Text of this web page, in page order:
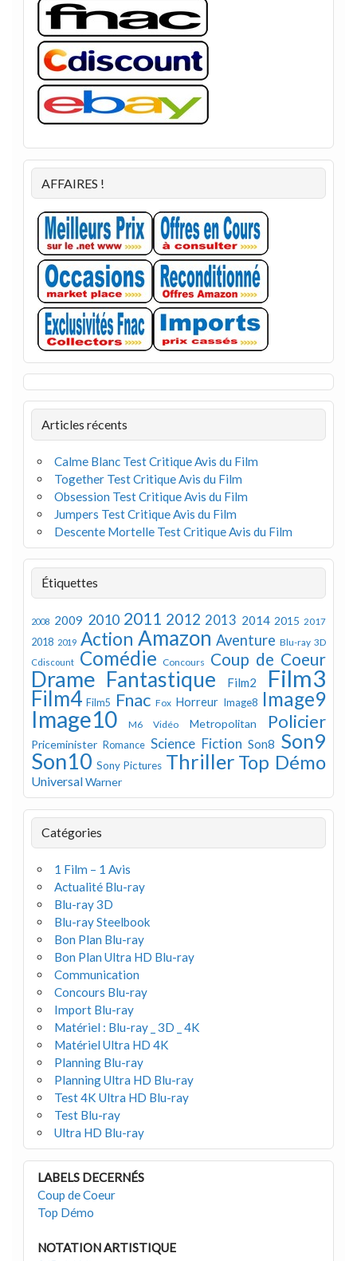
AFFAIRES !
Articles récents
Calme Blanc Test Critique Avis du Film
Together Test Critique Avis du Film
Obsession Test Critique Avis du Film
Jumpers Test Critique Avis du Film
Descente Mortelle Test Critique Avis du Film
Étiquettes
2008 2009 2010 2011 2012 2013 2014 2015 2017
2018 2019 Action Amazon Aventure Blu-ray 3D
Cdiscount Comédie Concours Coup de Coeur
Drame Fantastique Film2 Film3
Film4 Film5 Fnac Fox Horreur Image8 Image9
Image10 M6 Vidéo Metropolitan Policier
Priceminister Romance Science Fiction Son8 Son9
Son10 Sony Pictures Thriller Top Démo
UniversalWarner
Catégories
1 Film – 1 Avis
Actualité Blu-ray
Blu-ray 3D
Blu-ray Steelbook
Bon Plan Blu-ray
Bon Plan Ultra HD Blu-ray
Communication
Concours Blu-ray
Import Blu-ray
Matériel : Blu-ray _ 3D _ 4K
Matériel Ultra HD 4K
Planning Blu-ray
Planning Ultra HD Blu-ray
Test 4K Ultra HD Blu-ray
Test Blu-ray
Ultra HD Blu-ray
LABELS DECERNÉS
Coup de Coeur
Top Démo
NOTATION ARTISTIQUE